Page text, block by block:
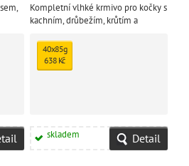
Kompletní vlhké krmivo pro kočky s
kachním, drůbežím, krůtím a
připravováno v lahodném želé
40x85g
638 Kč
skladem Detail